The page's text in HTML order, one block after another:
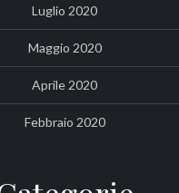
Luglio 2020
Maggio 2020
Aprile 2020
Febbraio 2020